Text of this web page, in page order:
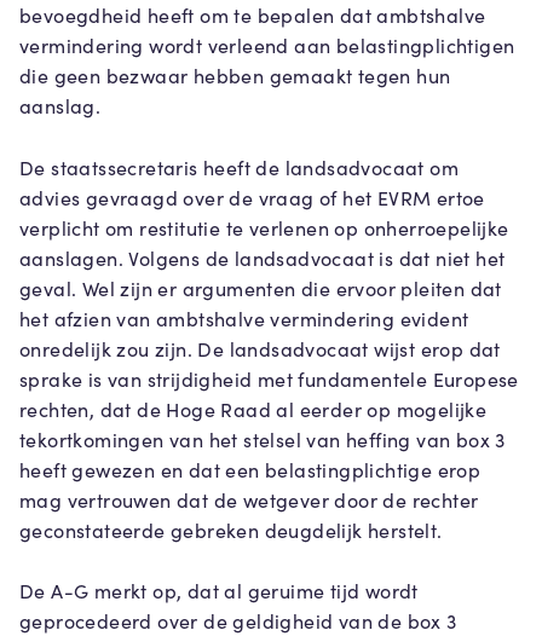
bevoegdheid heeft om te bepalen dat ambtshalve
vermindering wordt verleend aan belastingplichtigen
die geen bezwaar hebben gemaakt tegen hun
aanslag.
De staatssecretaris heeft de landsadvocaat om
advies gevraagd over de vraag of het EVRM ertoe
verplicht om restitutie te verlenen op onherroepelijke
aanslagen. Volgens de landsadvocaat is dat niet het
geval. Wel zijn er argumenten die ervoor pleiten dat
het afzien van ambtshalve vermindering evident
onredelijk zou zijn. De landsadvocaat wijst erop dat
sprake is van strijdigheid met fundamentele Europese
rechten, dat de Hoge Raad al eerder op mogelijke
tekortkomingen van het stelsel van heffing van box 3
heeft gewezen en dat een belastingplichtige erop
mag vertrouwen dat de wetgever door de rechter
geconstateerde gebreken deugdelijk herstelt.
De A-G merkt op, dat al geruime tijd wordt
geprocedeerd over de geldigheid van de box 3